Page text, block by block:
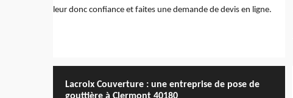
leur donc confiance et faites une demande de devis en ligne.
Lacroix Couverture : une entreprise de pose de
gouttière à Clermont 40180